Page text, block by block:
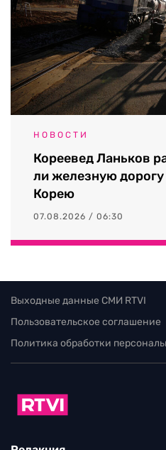
НОВОСТИ
Кореевед Ланьков
ли железную
Корею
07.08.2026 / 06:30
Выходные данные СМИ RTVI
Пользовательское соглашение
Политика обработки